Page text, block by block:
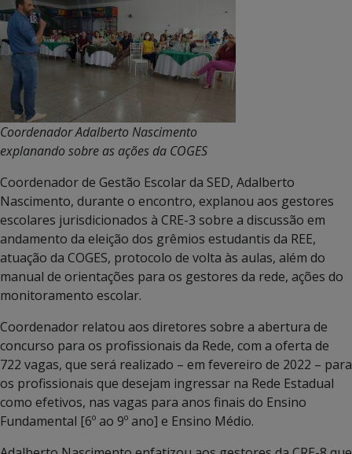
Coordenador Adalberto Nascimento
explanando sobre as ações da COGES
Coordenador de Gestão Escolar da SED, Adalberto
Nascimento, durante o encontro, explanou aos gestores
escolares jurisdicionados à CRE-3 sobre a discussão em
andamento da eleição dos grêmios estudantis da REE,
atuação da COGES, protocolo de volta às aulas, além do
manual de orientações para os gestores da rede, ações do
monitoramento escolar.
Coordenador relatou aos diretores sobre a abertura de
concurso para os profissionais da Rede, com a oferta de
722 vagas, que será realizado – em fevereiro de 2022 – para
os profissionais que desejam ingressar na Rede Estadual
como efetivos, nas vagas para anos finais do Ensino
Fundamental [6º ao 9º ano] e Ensino Médio.